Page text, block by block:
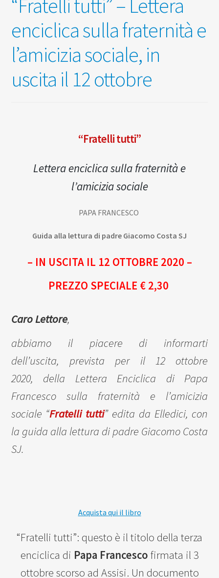
“Fratelli tutti” – Lettera
enciclica sulla fraternità e
l’amicizia sociale, in
uscita il 12 ottobre
“Fratelli tutti”
Lettera enciclica sulla fraternità e
l’amicizia sociale
PAPA FRANCESCO
Guida alla lettura di padre Giacomo Costa SJ
– IN USCITA IL 12 OTTOBRE 2020 –
PREZZO SPECIALE € 2,30
Caro Lettore,
abbiamo il piacere di informarti
dell’uscita, prevista per il 12 ottobre
2020, della Lettera Enciclica di Papa
Francesco sulla fraternità e l’amicizia
sociale “Fratelli tutti” edita da Elledici, con
la guida alla lettura di padre Giacomo Costa
SJ.
Acquista qui il libro
“Fratelli tutti”: questo è il titolo della terza
enciclica di Papa Francesco firmata il 3
ottobre scorso ad Assisi. Un documento